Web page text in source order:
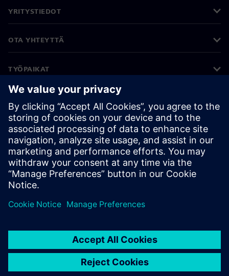
YRITYSTIEDOT
OTA YHTEYTTÄ
TYÖPAIKAT
©Siemens 2026
Yritystiedot
Tietosuojailmoitus
Evästekäytäntö
Käyttöehdot
Digitaalinen tunnus
Väärinkäytösten paljastaminen